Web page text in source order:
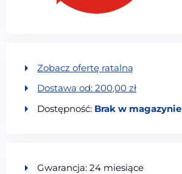
Zobacz ofertę ratalną
Dostawa od:200,00zł
Dostępność: Brak w magazynie
Gwarancja: 24 miesiące